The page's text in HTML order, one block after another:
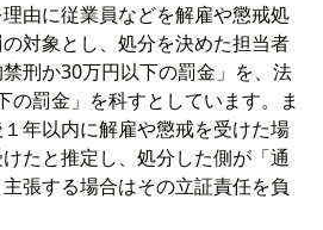
由に従業員などを解雇や懲戒処
対象とし、処分を決めた担当者
刑か30万円以下の罰金」を、法
の罰金」を科すとしています。ま
年以内に解雇や懲戒を受けた場
たと推定し、処分した側が「通
張する場合はその立証責任を負